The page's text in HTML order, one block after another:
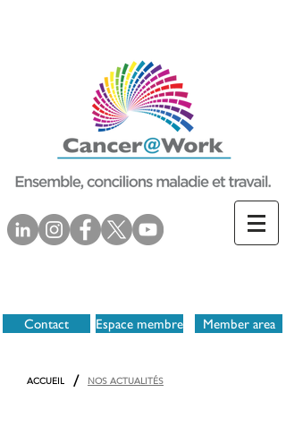
Contact Espace membre Member area
ACCUEIL / NOS ACTUALITÉS